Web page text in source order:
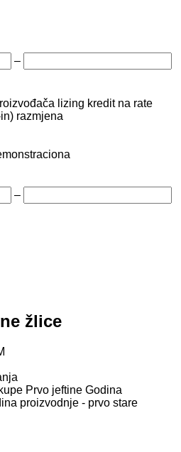
–
lizing kredit na rate
razmjena
–
žlice
Prvo jeftine Godina
proizvodnje - prvo stare